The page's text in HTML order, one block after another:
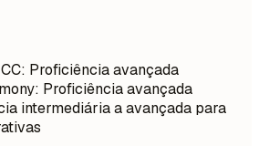
Proficiência avançada
Proficiência avançada
intermediária a avançada para